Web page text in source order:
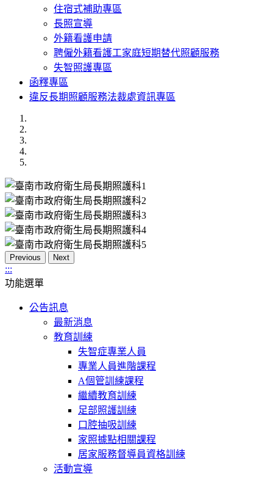
住宿式補助專區
長照宣導
外籍看護申請
聘僱外籍看護工家庭短期替代照顧服務
失智照護專區
函釋專區
違反長期照顧服務法裁處資訊專區
Previous Next
:::
功能選單
公告訊息
最新消息
教育訓練
失智症專業人員
專業人員進階課程
A個管訓練課程
繼續教育訓練
足部照護訓練
口腔抽吸訓練
家照據點相關課程
居家服務督導員資格訓練
活動宣導